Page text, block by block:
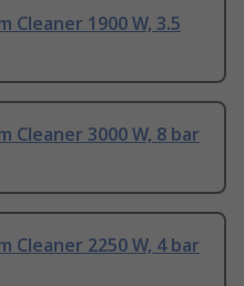
Cleaner 1900 W, 3.5
Cleaner 3000 W, 8 bar
Cleaner 2250 W, 4 bar